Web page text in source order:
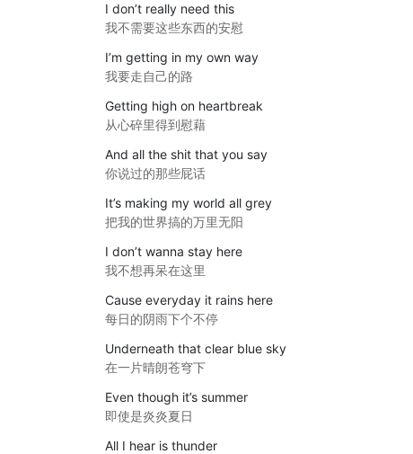
I don’t really need this
我不需要这些东西的安慰
I’m getting in my own way
我要走自己的路
Getting high on heartbreak
从心碎里得到慰藉
And all the shit that you say
你说过的那些屁话
It’s making my world all grey
把我的世界搞的万里无阳
I don’t wanna stay here
我不想再呆在这里
Cause everyday it rains here
每日的阴雨下个不停
Underneath that clear blue sky
在一片晴朗苍穹下
Even though it’s summer
即使是炎炎夏日
All I hear is thunder